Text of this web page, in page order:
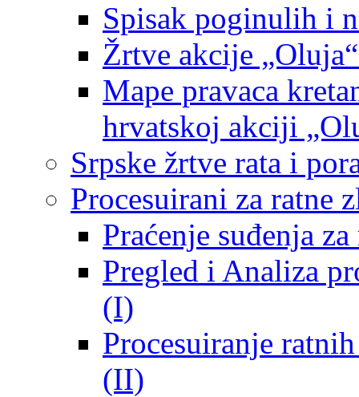
Spisak poginulih i
Žrtve akcije
Mape pravaca
hrvatskoj akciji
Srpske žrtve rata i
Procesuirani za ratne
Praćenje suđenja
Pregled i Analiza
(I)
Procesuiranje
(II)